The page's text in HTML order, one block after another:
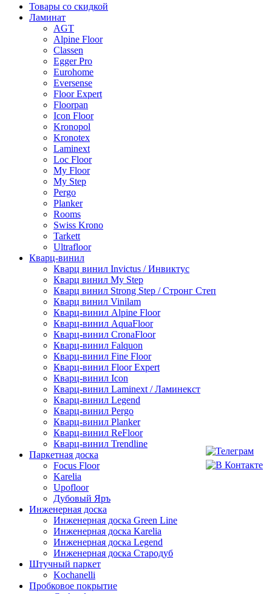
Товары со скидкой
Ламинат
AGT
Alpine Floor
Classen
Egger Pro
Eurohome
Eversense
Floor Expert
Floorpan
Icon Floor
Kronopol
Kronotex
Laminext
Loc Floor
My Floor
My Step
Pergo
Planker
Rooms
Swiss Krono
Tarkett
Ultrafloor
Кварц-винил
Кварц винил Invictus / Инвиктус
Кварц винил My Step
Кварц винил Strong Step / Стронг Степ
Кварц винил Vinilam
Кварц-винил Alpine Floor
Кварц-винил AquaFloor
Кварц-винил CronaFloor
Кварц-винил Falquon
Кварц-винил Fine Floor
Кварц-винил Floor Expert
Кварц-винил Icon
Кварц-винил Laminext / Ламинекст
Кварц-винил Legend
Кварц-винил Pergo
Кварц-винил Planker
Кварц-винил ReFloor
Кварц-винил Trendline
Паркетная доска
Focus Floor
Karelia
Upofloor
Дубовый Яръ
Инженерная доска
Инженерная доска Green Line
Инженерная доска Karelia
Инженерная доска Legend
Инженерная доска Стародуб
Штучный паркет
Kochanelli
Пробковое покрытие